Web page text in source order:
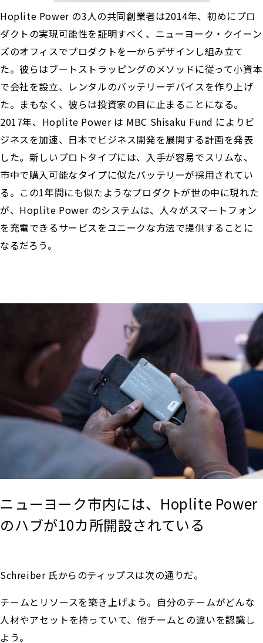
Hoplite Power の3人の共同創業者は2014年、初めにプロ
ダクトの実現可能性を証明すべく、ニューヨーク・クイーン
ズのオフィスでプロダクトを一からデザインし組み立て
た。彼らはブートストラッピングのメソッドに従って小資本
で会社を設立、レンタルのバッテリーデバイスを作り上げ
た。まもなく、彼らは投資家の目に止まることになる。
2017年、Hoplite Power は MBC Shisaku Fund によりビ
ジネスを加速、日本でビジネス開発を展開する計画を発表
した。新しいプロトタイプには、入手が容易でスリムな、
市中で購入可能なタイプに似たバッテリーが採用されてい
る。この1年間にも似たようなプロダクトが世の中に現れた
が、Hoplite Power のシステムは、人々がスマートフォン
を充電できるサービスをユニークな方法で提供することに
なるだろう。
ニューヨーク市内には、Hoplite Power
のハブが10カ所開設されている
Schreiber 氏からのティップスは次の通りだ。
チームとリソースを築き上げよう。自分のチームがどんな
人材やアセットを持っていて、他チームとの違いを認識し
よう。